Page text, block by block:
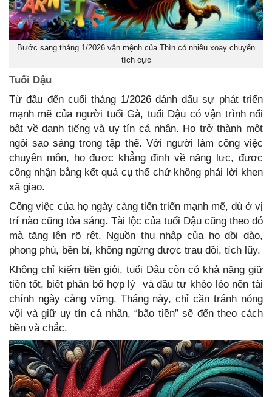
Bước sang tháng 1/2026 vận mệnh của Thìn có nhiều xoay chuyển
tích cực
Tuổi Dậu
Từ đầu đến cuối tháng 1/2026 dánh dấu sự phát triển
mạnh mẽ của người tuổi Gà, tuổi Dậu có vận trình nổi
bật về danh tiếng và uy tín cá nhân. Họ trở thành một
ngôi sao sáng trong tập thể. Với người làm công việc
chuyên môn, họ được khẳng định về năng lực, được
công nhận bằng kết quả cụ thể chứ không phải lời khen
xã giao.
Công việc của họ ngày càng tiến triển mạnh mẽ, dù ở vị
trí nào cũng tỏa sáng. Tài lộc của tuổi Dậu cũng theo đó
mà tăng lên rõ rệt. Nguồn thu nhập của họ dồi dào,
phong phú, bền bỉ, không ngừng được trau dồi, tích lũy.
Không chỉ kiếm tiền giỏi, tuổi Dậu còn có khả năng giữ
tiền tốt, biết phân bổ hợp lý và đầu tư khéo léo nên tài
chính ngày càng vững. Tháng này, chỉ cần tránh nóng
vội và giữ uy tín cá nhân, “bão tiền” sẽ đến theo cách
bền và chắc.